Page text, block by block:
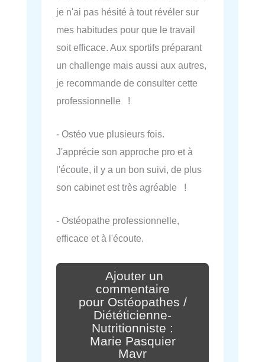
je n'ai pas hésité à tout révéler sur
mes habitudes pour que le travail
soit efficace. Aux sportifs préparant
un challenge mais aussi aux autres,
je recommande de consulter cette
professionnelle !
- Ostéo vue plusieurs fois.
J'apprécie son approche pro et à
l'écoute, il y a un bon suivi, de plus
son cabinet est très agréable !
- Ostéopathe professionnelle,
efficace et à l'écoute.
Ajouter un
commentaire
pour Ostéopathes /
Diététicienne-
Nutritionniste :
Marie Pasquier
Mavr